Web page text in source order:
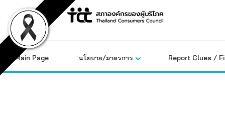
content
Main Page นโยบาย/มาตรการ Report Clues /